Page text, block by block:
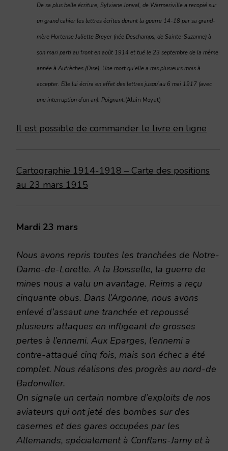
De sa plus belle écriture, Sylviane Jonval, de Warmeriville a recopié sur
un grand cahier les lettres écrites durant la guerre 14-18 par sa grand-
mère Hortense Juliette Breyer (née Deschamps, de Sainte-Suzanne) à
son mari parti au front en août 1914 et tué le 23 septembre de la même
année à Autrèches (Oise). Une mort qu’elle a mis plusieurs mois à
accepter. Elle lui écrira en effet des lettres jusqu’au 6 mai 1917 (avec
une interruption d’un an). Poignant. (Alain Moyat)
Il est possible de commander le livre en ligne
Cartographie 1914-1918 – Carte des positions
au 23 mars 1915
Mardi 23 mars
Nous avons repris toutes les tranchées de Notre-
Dame-de-Lorette. A la Boisselle, la guerre de
mines nous a valu un avantage. Reims a reçu
cinquante obus. Dans l’Argonne, nous avons
enlevé d’assaut une tranchée et repoussé
plusieurs attaques en infligeant de grosses
pertes à l’ennemi. Aux Eparges, l’ennemi a
contre-attaqué cinq fois, mais son échec a été
complet. Nous réalisons des progrès au nord-de
Badonviller.
On signale un certain nombre d’exploits de nos
aviateurs qui ont jeté des bombes sur des
casernes et des gares occupées par les
Allemands, spécialement à Conflans-Jarny et à